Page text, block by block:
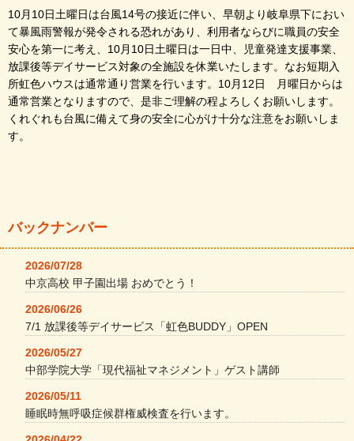
10月10日土曜日は台風14号の接近に伴い、早朝より岐阜県下におい
て暴風雨警報が発令される恐れがあり、利用者ならびに職員の安全
安心を第一に考え、10月10日土曜日は一日中、児童発達支援事業、
放課後等デイサービス対象の全施設を休業いたします。なお短期入
所虹色ハウスは通常通り営業を行います。10月12日 月曜日からは
通常営業となりますので、是非ご理解の程よろしくお願いします。
くれぐれも台風に備えて身の安全に心がけ十分な注意をお願いしま
す。
バックナンバー
2026/07/28
中京高校 甲子園出場 おめでとう！
2026/06/26
7/1 放課後等デイサービス「虹色BUDDY」OPEN
2026/05/27
中部学院大学「現代福祉マネジメント」ゲスト講師
2026/05/11
睡眠時無呼吸症候群権威検査を行います。